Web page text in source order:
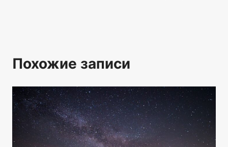
Похожие записи